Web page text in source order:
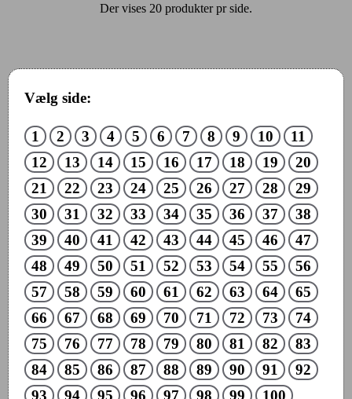
Der vises 20 produkter pr side.
Vælg side:
1 2 3 4 5 6 7 8 9 10
11
12
13 14 15 16 17 18 19
20
21
22 23 24 25 26 27 28
29
30
31 32 33 34 35 36 37
38
39
40 41 42 43 44 45 46
47
48
49 50 51 52 53 54 55
56
57
58 59 60 61 62 63 64
65
66
67 68 69 70 71 72 73
74
75
76 77 78 79 80 81 82
83
84
85 86 87 88 89 90 91
92
93
94 95 96 97 98 99 100